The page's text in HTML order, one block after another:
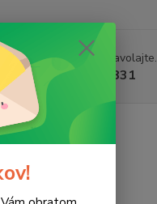
Neviete si rady? Zavolajte.
+421 905 615 831
DeskJet D1341